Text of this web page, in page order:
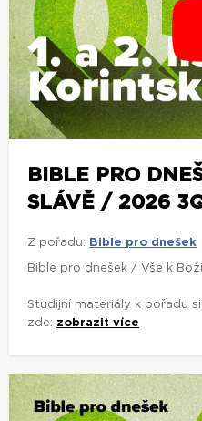
BIBLE PRO
SLÁVĚ / 2026
Z pořadu: Bible pro dnešek
Bible pro dnešek / Vše k
Studijní materiály k pořadu
zde: zobrazit více